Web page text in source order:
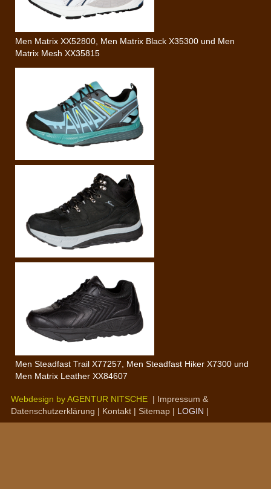
Men Matrix XX52800, Men Matrix Black X35300 und Men
Matrix Mesh XX35815
Men Steadfast Trail X77257, Men Steadfast Hiker X7300 und
Men Matrix Leather XX84607
Webdesign by AGENTUR NITSCHE| Impressum &
Datenschutzerklärung | Kontakt| Sitemap| LOGIN |